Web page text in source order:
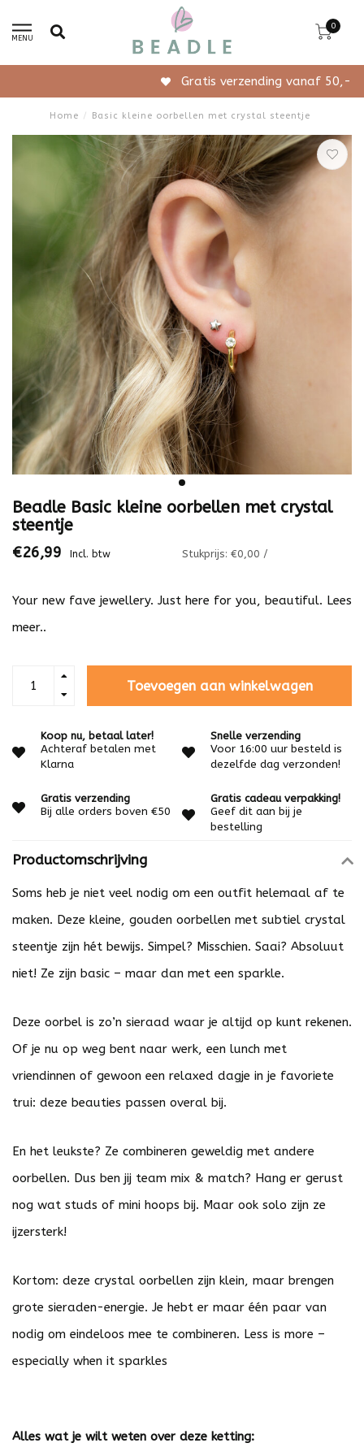
MENU
0
Gratis verzending vanaf 50,-
Home / Basic kleine oorbellen met crystal steentje
Beadle Basic kleine oorbellen met crystal
steentje
€26,99 Incl. btw Stukprijs: €0,00 /
Your new fave jewellery. Just here for you, beautiful. Lees
meer..
Toevoegen aan winkelwagen
Koop nu, betaal later!
Achteraf betalen met
Klarna
Snelle verzending
Voor 16:00 uur besteld is
dezelfde dag verzonden!
Gratis verzending
Bij alle orders boven €50
Gratis cadeau verpakking!
Geef dit aan bij je
bestelling
Productomschrijving
Soms heb je niet veel nodig om een outfit helemaal af te
maken. Deze kleine, gouden oorbellen met subtiel crystal
steentje zijn hét bewijs. Simpel? Misschien. Saai? Absoluut
niet! Ze zijn basic – maar dan met een sparkle.
Deze oorbel is zo’n sieraad waar je altijd op kunt rekenen.
Of je nu op weg bent naar werk, een lunch met
vriendinnen of gewoon een relaxed dagje in je favoriete
trui: deze beauties passen overal bij.
En het leukste? Ze combineren geweldig met andere
oorbellen. Dus ben jij team mix & match? Hang er gerust
nog wat studs of mini hoops bij. Maar ook solo zijn ze
ijzersterk!
Kortom: deze crystal oorbellen zijn klein, maar brengen
grote sieraden-energie. Je hebt er maar één paar van
nodig om eindeloos mee te combineren. Less is more –
especially when it sparkles
Alles wat je wilt weten over deze ketting: